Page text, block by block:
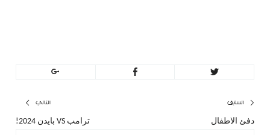
تصفّح
المقالات
السابق
المقال
دفئ الاطفال
التالي
ترامب VS بايدن 2024!